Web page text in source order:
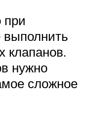
при
выполнить
клапанов.
нужно
сложное